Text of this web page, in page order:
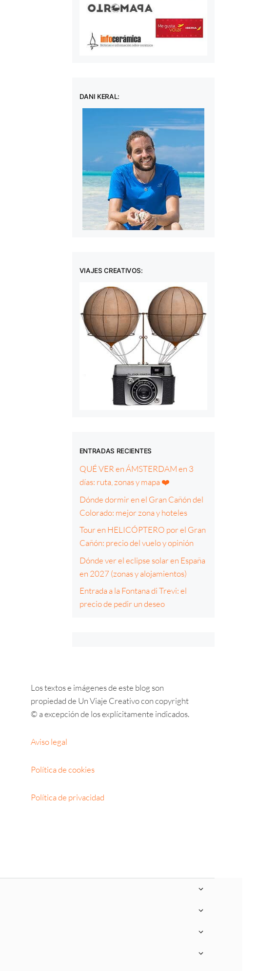
DANI KERAL:
VIAJES CREATIVOS:
ENTRADAS RECIENTES
QUÉ VER en ÁMSTERDAM en 3
días: ruta, zonas y mapa ❤️
Dónde dormir en el Gran Cañón del
Colorado: mejor zona y hoteles
Tour en HELICÓPTERO por el Gran
Cañón: precio del vuelo y opinión
Dónde ver el eclipse solar en España
en 2027 (zonas y alojamientos)
Entrada a la Fontana di Trevi: el
precio de pedir un deseo
Los textos e imágenes de este blog son
propiedad de Un Viaje Creativo con copyright
© a excepción de los explícitamente indicados.
Aviso legal
Política de cookies
Política de privacidad